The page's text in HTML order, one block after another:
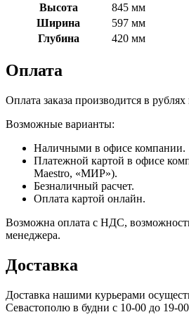
Высота
845 мм
Ширина
597 мм
Глубина
420 мм
Оплата
Оплата заказа производится в
Возможные варианты:
Наличными в офисе компании.
Платежной картой в офисе
Maestro, «МИР»).
Безналичный расчет.
Оплата картой онлайн.
Возможна оплата с НДС,
менеджера.
Доставка
Доставка нашими курьерами
Севастополю в будни с 10-00 до 19-